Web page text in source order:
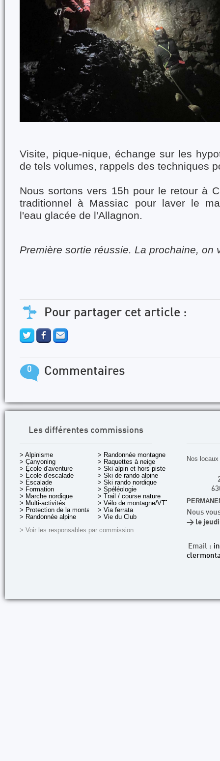
Visite, pique-nique, échange sur les
de tels volumes, rappels des techniques
Nous sortons vers 15h pour le retour à
traditionnel à Massiac pour laver le
l'eau glacée de l'Allagnon.
Première sortie réussie. La prochaine,
Pour partager cet article :
0 Commentaires
Les différentes commissions
> Alpinisme
> Canyoning
> École d'aventure
> École d'escalade
> Escalade
> Formation
> Marche nordique
> Multi-activités
> Protection de la montagne
> Randonnée alpine
> Randonnée montagne
> Raquettes à neige
> Ski alpin et hors piste
> Ski de rando alpine
> Ski rando nordique
> Spéléologie
> Trail / course nature
> Vélo de montagne/VTT
> Via ferrata
> Vie du Club
> Voir les responsables par commission
Nos
Nous
> le jeudi
Email :